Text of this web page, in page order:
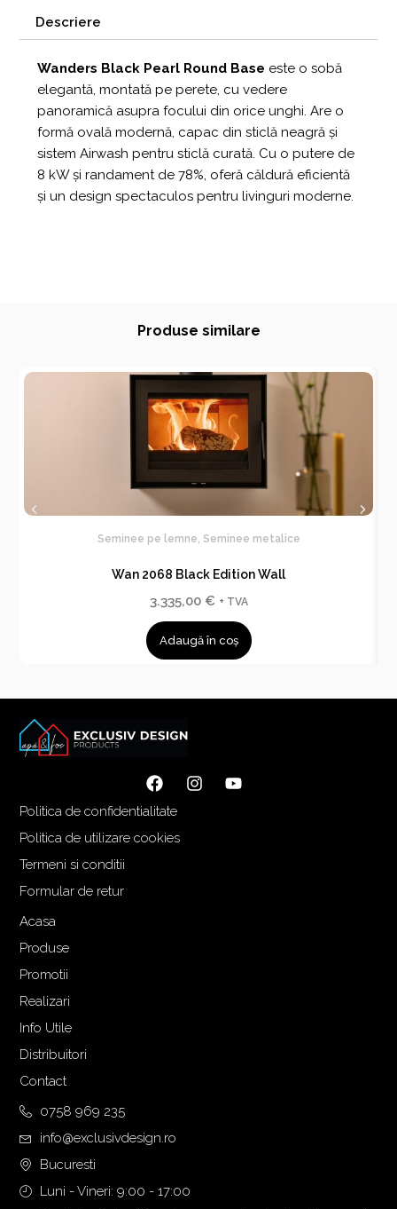
Descriere
Wanders Black Pearl Round Base este o sobă
elegantă, montată pe perete, cu vedere
panoramică asupra focului din orice unghi. Are o
formă ovală modernă, capac din sticlă neagră și
sistem Airwash pentru sticlă curată. Cu o putere de
8 kW și randament de 78%, oferă căldură eficientă
și un design spectaculos pentru livinguri moderne.
Produse similare
Seminee pe lemne, Seminee metalice
Wan 2068 Black Edition Wall
3.335,00 € + TVA
Adaugă în coș
Politica de confidentialitate
Politica de utilizare cookies
Termeni si conditii
Formular de retur
Acasa
Produse
Promotii
Realizari
Info Utile
Distribuitori
Contact
0758 969 235
info@exclusivdesign.ro
Bucuresti
Luni - Vineri: 9:00 - 17:00